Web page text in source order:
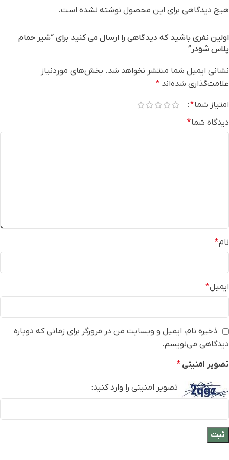
هیچ دیدگاهی برای این محصول نوشته نشده است.
اولین نفری باشید که دیدگاهی را ارسال می کنید برای “شیر حمام
پلاس شودر”
نشانی ایمیل شما منتشر نخواهد شد. بخش‌های موردنیاز
علامت‌گذاری شده‌اند *
امتیاز شما*
دیدگاه شما*
نام*
ایمیل*
ذخیره نام، ایمیل و وبسایت من در مرورگر برای زمانی که دوباره
دیدگاهی می‌نویسم.
تصویر امنیتی *
تصویر امنیتی را وارد کنید: